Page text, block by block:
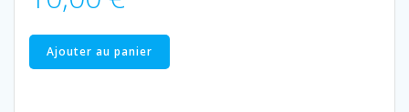
quantité
de
Ajouter au panier